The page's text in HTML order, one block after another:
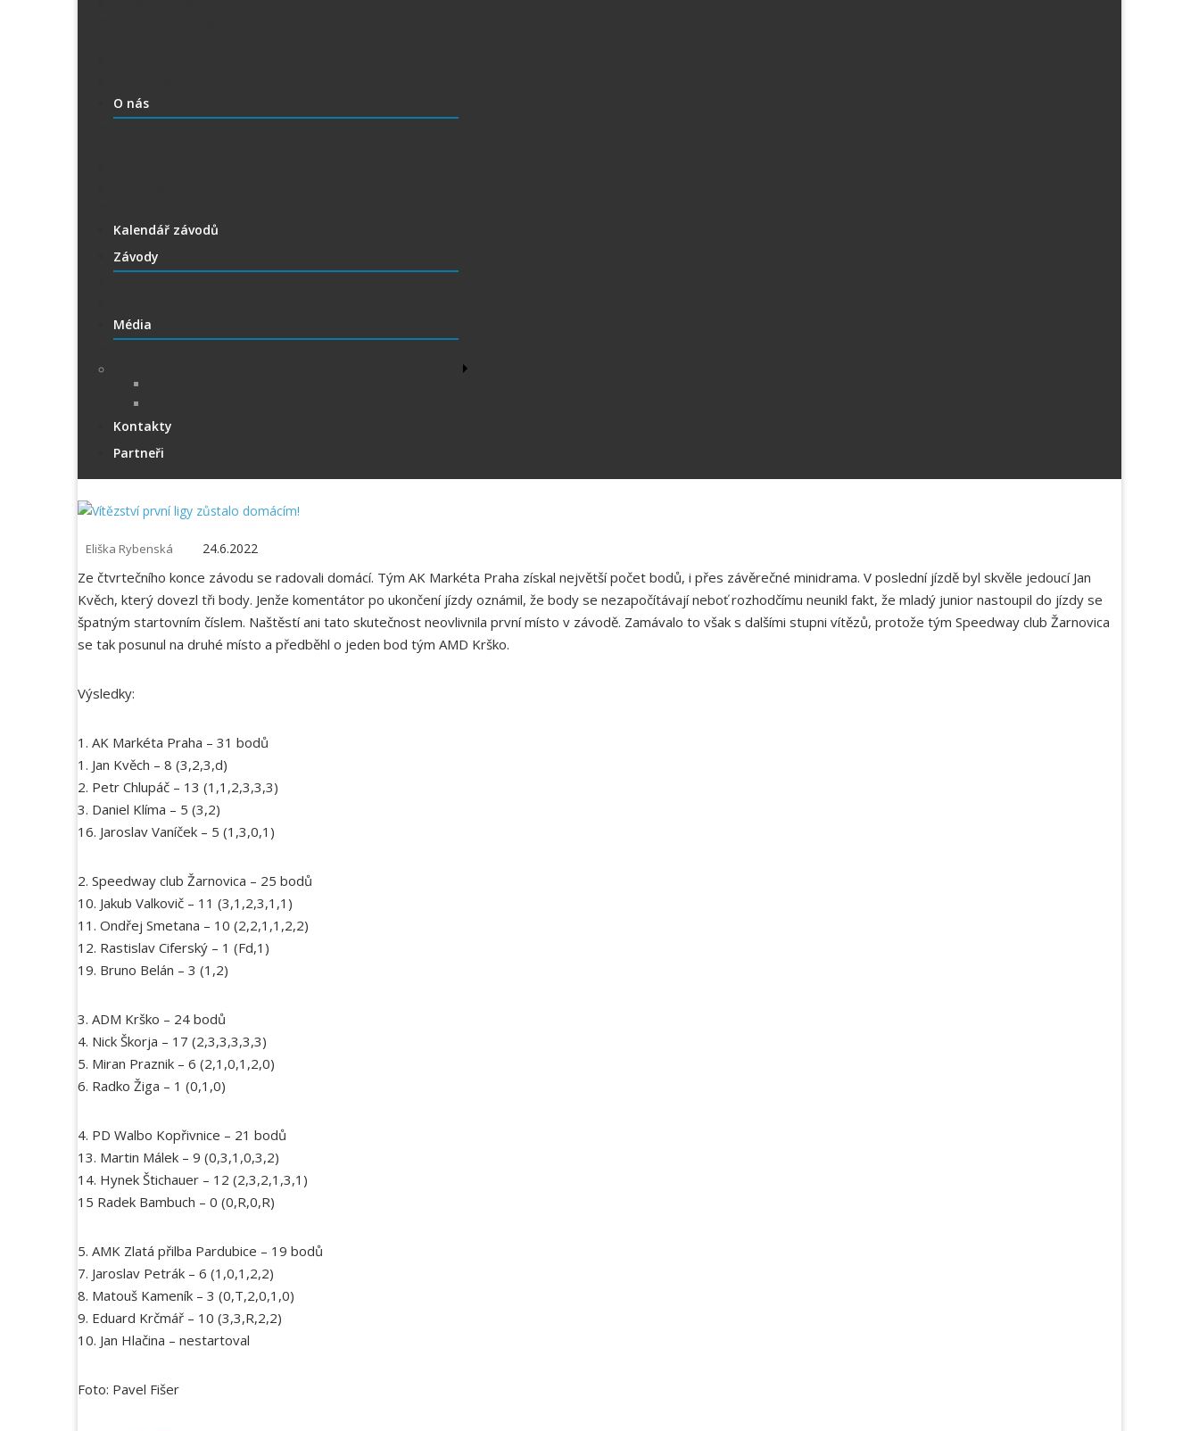
O nás
Kalendář závodů
Závody
Média
Kontakty
Partneři
Eliška Rybenská 24.6.2022
Ze čtvrtečního konce závodu se radovali domácí. Tým AK Markéta Praha získal největší počet bodů, i přes závěrečné minidrama. V poslední jízdě byl skvěle jedoucí Jan
Kvěch, který dovezl tři body. Jenže komentátor po ukončení jízdy oznámil, že body se nezapočítávají neboť rozhodčímu neunikl fakt, že mladý junior nastoupil do jízdy se
špatným startovním číslem. Naštěstí ani tato skutečnost neovlivnila první místo v závodě. Zamávalo to však s dalšími stupni vítězů, protože tým Speedway club Žarnovica
se tak posunul na druhé místo a předběhl o jeden bod tým AMD Krško.
Výsledky:
1. AK Markéta Praha – 31 bodů
1. Jan Kvěch – 8 (3,2,3,d)
2. Petr Chlupáč – 13 (1,1,2,3,3,3)
3. Daniel Klíma – 5 (3,2)
16. Jaroslav Vaníček – 5 (1,3,0,1)
2. Speedway club Žarnovica – 25 bodů
10. Jakub Valkovič – 11 (3,1,2,3,1,1)
11. Ondřej Smetana – 10 (2,2,1,1,2,2)
12. Rastislav Ciferský – 1 (Fd,1)
19. Bruno Belán – 3 (1,2)
3. ADM Krško – 24 bodů
4. Nick Škorja – 17 (2,3,3,3,3,3)
5. Miran Praznik – 6 (2,1,0,1,2,0)
6. Radko Žiga – 1 (0,1,0)
4. PD Walbo Kopřivnice – 21 bodů
13. Martin Málek – 9 (0,3,1,0,3,2)
14. Hynek Štichauer – 12 (2,3,2,1,3,1)
15 Radek Bambuch – 0 (0,R,0,R)
5. AMK Zlatá přilba Pardubice – 19 bodů
7. Jaroslav Petrák – 6 (1,0,1,2,2)
8. Matouš Kameník – 3 (0,T,2,0,1,0)
9. Eduard Krčmář – 10 (3,3,R,2,2)
10. Jan Hlačina – nestartoval
Foto: Pavel Fišer